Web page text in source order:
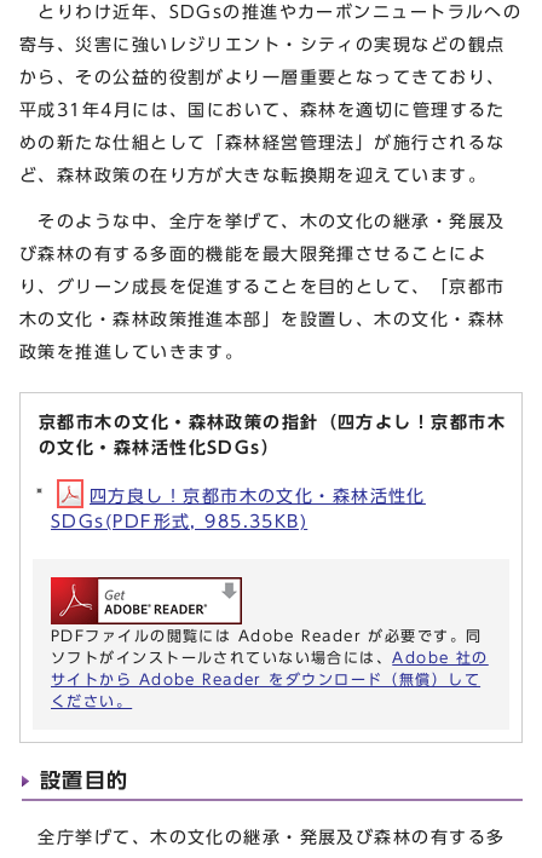
とりわけ近年、SDGsの推進やカーボンニュートラルへの
寄与、災害に強いレジリエント・シティの実現などの観点
から、その公益的役割がより一層重要となってきており、
平成31年4月には、国において、森林を適切に管理するた
めの新たな仕組として「森林経営管理法」が施行されるな
ど、森林政策の在り方が大きな転換期を迎えています。
そのような中、全庁を挙げて、木の文化の継承・発展及
び森林の有する多面的機能を最大限発揮させることによ
り、グリーン成長を促進することを目的として、「京都市
木の文化・森林政策推進本部」を設置し、木の文化・森林
政策を推進していきます。
京都市木の文化・森林政策の指針（四方よし！京都市木
の文化・森林活性化SDGs）
四方良し！京都市木の文化・森林活性化
SDGs(PDF形式, 985.35KB)
PDFファイルの閲覧には Adobe Reader が必要です。同
ソフトがインストールされていない場合には、 Adobe 社の
サイトから Adobe Reader をダウンロード（無償）して
ください。
設置目的
全庁挙げて、木の文化の継承・発展及び森林の有する多